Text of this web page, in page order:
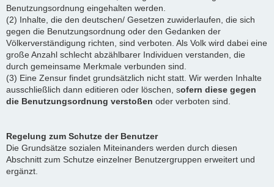
Benutzungsordnung eingehalten werden.
(2) Inhalte, die den deutschen/ Gesetzen zuwiderlaufen, die sich
gegen die Benutzungsordnung oder den Gedanken der
Völkerverständigung richten, sind verboten. Als Volk wird dabei eine
große Anzahl schlecht abzählbarer Individuen verstanden, die
durch gemeinsame Merkmale verbunden sind.
(3) Eine Zensur findet grundsätzlich nicht statt. Wir werden Inhalte
ausschließlich dann editieren oder löschen, sofern diese gegen
die Benutzungsordnung verstoßen oder verboten sind.
Regelung zum Schutze der Benutzer
Die Grundsätze sozialen Miteinanders werden durch diesen
Abschnitt zum Schutze einzelner Benutzergruppen erweitert und
ergänzt.